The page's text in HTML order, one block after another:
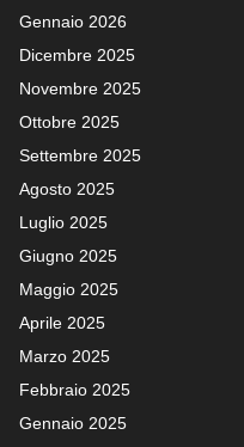
Gennaio 2026
Dicembre 2025
Novembre 2025
Ottobre 2025
Settembre 2025
Agosto 2025
Luglio 2025
Giugno 2025
Maggio 2025
Aprile 2025
Marzo 2025
Febbraio 2025
Gennaio 2025